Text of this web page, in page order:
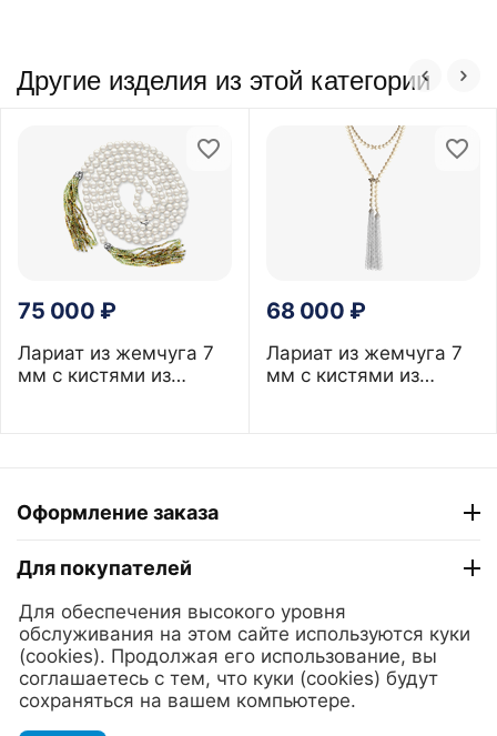
Другие изделия из этой категории
75 000 ₽
Лариат из жемчуга 7
мм с кистями из
68 000 ₽
Лариат из жемчуга 7
мм с кистями из
Оформление заказа
Для покупателей
ТГ "Модный Сезон"
© 2025 Lerian. Ювелирные украшения из золота и серебра
с жемчугом.
Для обеспечения высокого уровня
обслуживания на этом сайте используются куки
(cookies). Продолжая его использование, вы
соглашаетесь с тем, что куки (cookies) будут
сохраняться на вашем компьютере.